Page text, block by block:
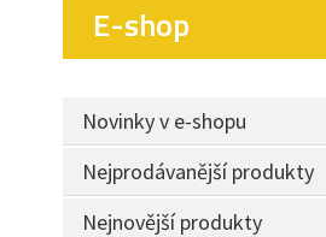
E-shop
Novinky v e-shopu
Nejprodávanější produkty
Nejnovější produkty